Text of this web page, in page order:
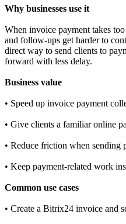
Why businesses use it
When invoice payment takes
and follow-ups get harder to
direct way to send clients to
forward with less delay.
Business value
• Speed up invoice payment
• Give clients a familiar online
• Reduce friction when sending
• Keep payment-related work
Common use cases
• Create a Bitrix24 invoice and